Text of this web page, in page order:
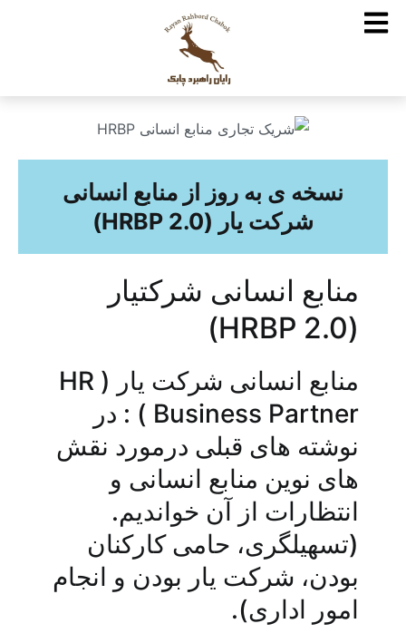
نسخه ی به روز از منابع انسانی
شرکت یار (HRBP 2.0)
منابع انسانی شرکتیار
(HRBP 2.0)
منابع انسانی شرکت یار ( HR
Business Partner ) : در
نوشته های قبلی درمورد نقش
های نوین منابع انسانی و
انتظارات از آن خواندیم.
(تسهیلگری، حامی کارکنان
بودن، شرکت یار بودن و انجام
امور اداری).